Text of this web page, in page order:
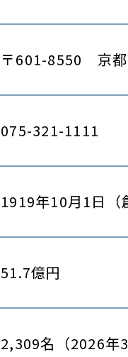
〒601-8550 京
075-321-1111
1919年10月1日（
51.7億円
2,309名（2026年